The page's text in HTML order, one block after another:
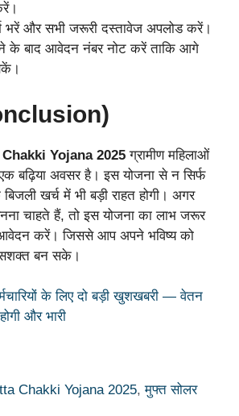
भरें और सभी जरूरी दस्तावेज अपलोड करें।
के बाद आवेदन नंबर नोट करें ताकि आगे
Yojana 2025 ग्रामीण महिलाओं
बढ़िया अवसर है। इस योजना से न सिर्फ
बिजली खर्च में भी बड़ी राहत होगी। अगर
चाहते हैं, तो इस योजना का लाभ जरूर
करें। जिससे आप अपने भविष्य को
बन सके।
के लिए दो बड़ी खुशखबरी — वेतन
और भारी
Chakki Yojana 2025,मुफ्त सोलर